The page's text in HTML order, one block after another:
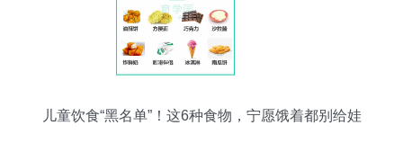
儿童饮食“黑名单”！这6种食物，宁愿饿着都别给娃